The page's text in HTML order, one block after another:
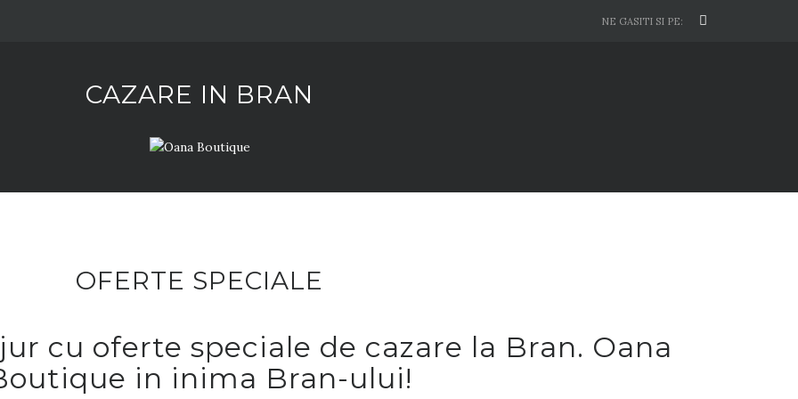
NE GASITI SI PE:
CAZARE IN BRAN
OFERTE SPECIALE
cu oferte speciale de cazare la Bran. Oana
in inima Bran-ului!